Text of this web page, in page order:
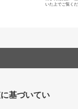
いた上でご覧くだ
基づいてい